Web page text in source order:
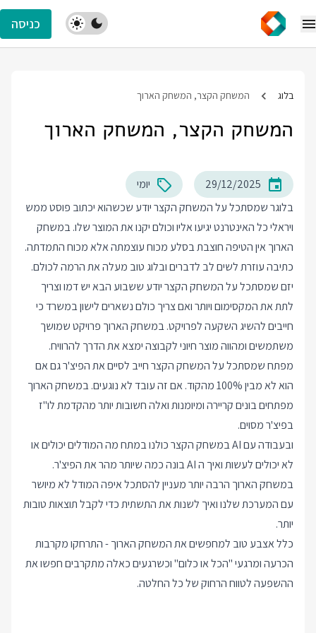
כניסה
בלוג המשחק הקצר, המשחק הארוך
המשחק הקצר, המשחק הארוך
29/12/2025
יומי
בלוגר שמסתכל על המשחק הקצר יודע שכשהוא יכתוב פוסט ממש
ויראלי כל האינטרנט יגיעו אליו וכולם יקנו את המוצר שלו. במשחק
הארוך אין הטיפה חוצבת בסלע מכוח עוצמתה אלא מכוח התמדתה.
כתיבה עוזרת לשים לב לדברים ובלוג טוב מעלה את הרמה לכולם.
יזם שמסתכל על המשחק הקצר יודע ששבוע הבא יש דמו וצריך
לתת את המקסימום ויותר ואם צריך כולם נשארים לישון במשרד כי
חייבים להשיג השקעה לפרויקט. במשחק הארוך פרויקט שמושך
משתמשים ומהווה מוצר חיוני לקבוצה ימצא את הדרך להרוויח.
מפתח שמסתכל על המשחק הקצר חייב לסיים את הפיצ'ר גם אם
הוא לא מבין 100% מהקוד. אם זה עובד לא נוגעים. במשחק הארוך
מפתחים בונים קריירה ומיומנות ואלה חשובות יותר מהקדמת לו"ז
בפיצ'ר מסוים.
ובעבודה עם AI במשחק הקצר כולנו במתח מה המודלים יכולים או
לא יכולים לעשות ואיך ה AI בונה כמה שיותר מהר את הפיצ'ר.
במשחק הארוך הרבה יותר מעניין להסתכל איפה המודל לא מיושר
עם המערכת שלנו ואיך לשנות את התשתית כדי לקבל תוצאות טובות
יותר.
כלל אצבע טוב למחפשים את המשחק הארוך - התרחקו מקרבות
הכרעה ומרגעי "הכל או כלום" וכשרגעים כאלה מתקרבים חפשו את
ההשפעה לטווח הרחוק של כל החלטה.